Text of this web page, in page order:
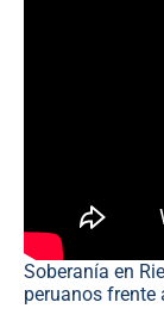
Soberanía en
peruanos frente